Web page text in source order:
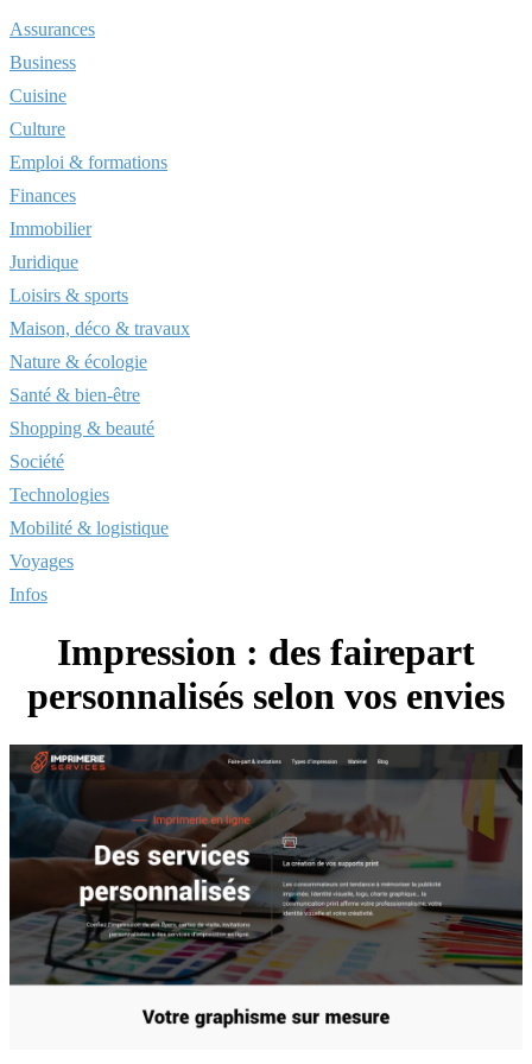
Assurances
Business
Cuisine
Culture
Emploi & formations
Finances
Immobilier
Juridique
Loisirs & sports
Maison, déco & travaux
Nature & écologie
Santé & bien-être
Shopping & beauté
Société
Technologies
Mobilité & logistique
Voyages
Infos
Impression : des fairepart
personnalisés selon vos envies